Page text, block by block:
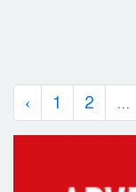
‹ 1 2 ...